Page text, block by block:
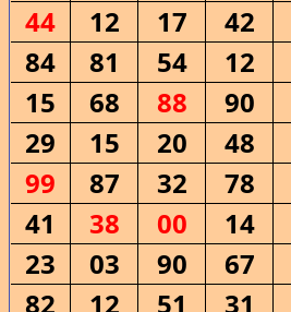
44
12 17 42
84
81 54 12
15
68 88 90
29
15 20 48
99
87 32 78
41
38 00 14
23
03 90 67
82
12 51 31